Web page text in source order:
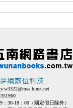
30-18：00（國定假日除外）